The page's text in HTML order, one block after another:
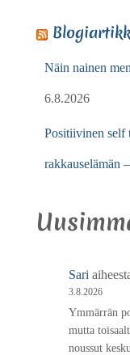
Näin nainen
6.8.2026
Positiivinen self
rakkauselämän
Sari
3.8.2026
Ymmärrän
mutta
noussut